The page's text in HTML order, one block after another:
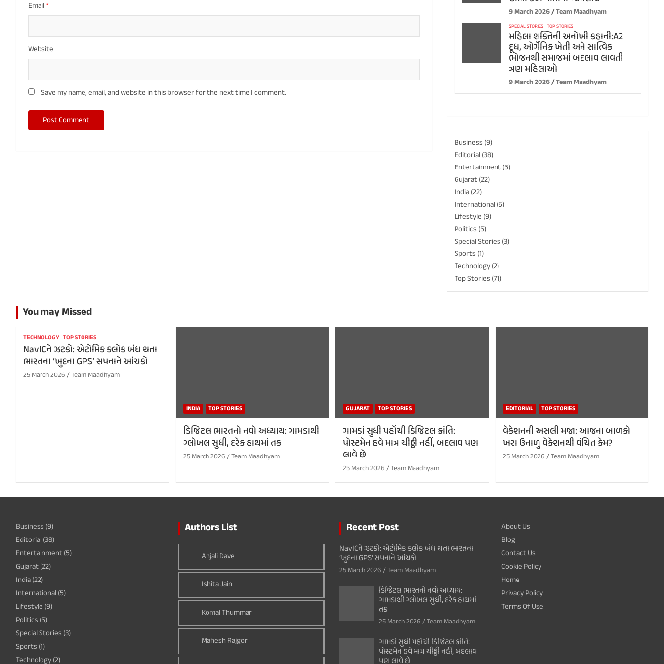
Email*
Website
Save my name, email, and website in this browser for the next time I comment.
9 March 2026 Team Maadhyam
SPECIAL STORIES TOP STORIES
મહિલા શક્તિની અનોખી કહાની:A2
દૂધ, ઓર્ગેનિક ખેતી અને સાત્વિક
ભોજનથી સમાજમાં બદલાવ લાવતી
ત્રણ મહિલાઓ
9 March 2026 Team Maadhyam
Business (9)
Editorial(38)
Entertainment(5)
Gujarat(22)
India(22)
International(5)
Lifestyle (9)
Politics (5)
Special Stories (3)
Sports (1)
Technology(2)
Top Stories (71)
You may Missed
TECHNOLOGY TOP STORIES
NavICને ઝટકો: એટોમિક ક્લોક બંધ થતા
ભારતના ‘ખુદના GPS’ સપનાને આંચકો
25 March 2026 Team Maadhyam
INDIA TOP STORIES
ડિજિટલ ભારતનો નવો અધ્યાય: ગામડાથી
ગ્લોબલ સુધી, દરેક હાથમાં તક
25 March 2026 Team Maadhyam
GUJARAT TOP STORIES
ગામડાં સુધી પહોંચી ડિજિટલ ક્રાંતિ:
પોસ્ટમેન હવે માત્ર ચીઠ્ઠી નહીં, બદલાવ પણ
લાવે છે
25 March 2026 Team Maadhyam
EDITORIAL TOP STORIES
વેકેશનની અસલી મજા: આજના બાળકો
ખરા ઉનાળુ વેકેશનથી વંચિત કેમ?
25 March 2026 Team Maadhyam
Business (9)
Editorial(38)
Entertainment(5)
Gujarat(22)
India(22)
International(5)
Lifestyle (9)
Politics (5)
Special Stories (3)
Sports (1)
Technology(2)
Authors List
Anjali Dave
Ishita Jain
Komal Thummar
Mahesh Rajgor
Recent Post
NavICને ઝટકો: એટોમિક ક્લોક બંધ થતા ભારતના
‘ખુદના GPS’ સપનાને આંચકો
25 March 2026 Team Maadhyam
ડિજિટલ ભારતનો નવો અધ્યાય:
ગામડાથી ગ્લોબલ સુધી, દરેક હાથમાં
તક
25 March 2026 Team Maadhyam
ગામડાં સુધી પહોંચી ડિજિટલ ક્રાંતિ:
પોસ્ટમેન હવે માત્ર ચીઠ્ઠી નહીં, બદલાવ
પણ લાવે છે
About Us
Blog
Contact Us
Cookie Policy
Home
Privacy Policy
Terms Of Use